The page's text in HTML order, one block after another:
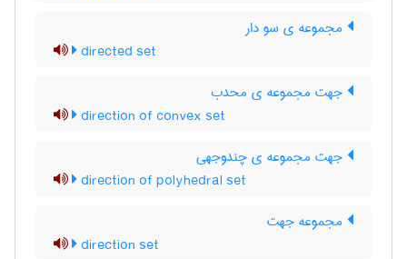
مجموعه ی سو دار
directed set
جهت مجموعه ی محدب
direction of convex set
جهت مجموعه ی چندوجهی
direction of polyhedral set
مجموعه جهت
direction set